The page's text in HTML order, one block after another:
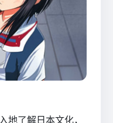
地了解日本文化，